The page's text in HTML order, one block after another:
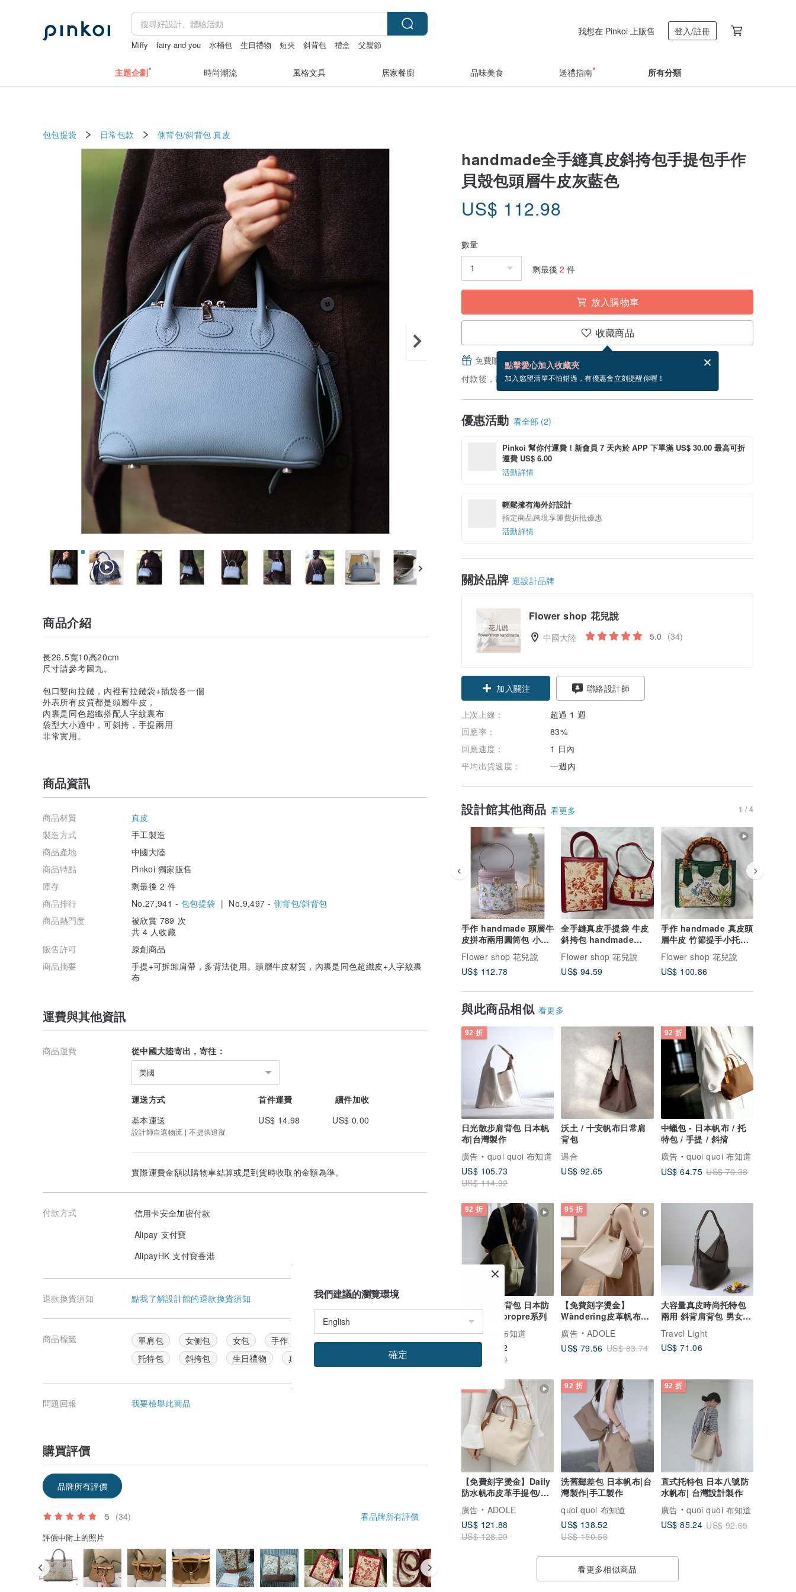
Miffy fairy and you 水桶包 生日禮物 短夾 斜背包 禮盒 父親節
我想在 Pinkoi 上販售 登入/註冊
主題企劃 時尚潮流 風格文具 居家餐廚 品味美食 送禮指南 所有分類
包包提袋 日常包款 側背包/斜背包 真皮
handmade全手縫真皮斜挎包手提包手作
貝殼包頭層牛皮灰藍色
US$ 112.98
數量
剩最後 2 件
放入購物車
收藏商品
點擊愛心加入收藏夾
加入慾望清單不怕錯過，有優惠會立刻提醒你喔！
免費贈送電子賀卡，結帳完成後填寫
付款後，從備貨到寄出商品為 5 個工作天。（不包含假日）
優惠活動 看全部 (2)
Pinkoi 幫你付運費！新會員 7 天內於 APP 下單滿 US$ 30.00 最高可折
運費 US$ 6.00
活動詳情
輕鬆擁有海外好設計
指定商品跨境享運費折抵優惠
活動詳情
關於品牌 逛設計品牌
Flower shop 花兒說
中國大陸 5.0 (34)
加入關注 聯絡設計師
上次上線：
超過 1 週
回應率：
83%
回應速度：
1 日內
平均出貨速度：
一週內
設計館其他商品 看更多 1 / 4
手作 handmade 頭層牛
皮拼布兩用圓筒包 小清
新水桶包 粉紫色菊蘭
Flower shop 花兒說
US$ 112.78
全手縫真皮手提袋 牛皮
斜挎包 handmade
gucci防塵袋改造琴譜包
Flower shop 花兒說
US$ 94.59
手作 handmade 真皮頭
層牛皮 竹節提手小托特
包 古馳老虎
Flower shop 花兒說
US$ 100.86
與此商品相似 看更多
92 折
日光散步肩背包 日本帆
布|台灣製作
廣告
quoi quoi 布知道
US$ 105.73
US$ 114.92
沃土 / 十安帆布日常肩
背包
遇合
US$ 92.65
92 折
中蠟包 - 日本帆布 / 托
特包 / 手提 / 斜揹
廣告
quoi quoi 布知道
US$ 64.75 US$ 70.38
92 折
洗舊帆布肩背包 日本防
水帆布 selpropre系列
quoi quoi 布知道
US$ 134.42
US$ 146.10
95 折
【免費刻字燙金】
Wàndering皮革帆布肩
背包/米白
廣告
ADOLE
US$ 79.56 US$ 83.74
大容量真皮時尚托特包
兩用 斜背肩背包 男女適
Travel Light
US$ 71.06
【免費刻字燙金】Daily
防水帆布皮革手提包/米
(客製化禮物)
廣告
ADOLE
US$ 121.88
US$ 128.29
92 折
洗舊郵差包 日本帆布|台
灣製作|手工製作
quoi quoi 布知道
US$ 138.52
US$ 150.56
92 折
直式托特包 日本八號防
水帆布| 台灣設計製作
廣告
quoi quoi 布知道
US$ 85.24 US$ 92.65
看更多相似商品
商品介紹
長26.5寬10高20cm
尺寸請參考圖九。
包口雙向拉鏈，內裡有拉鏈袋+插袋各一個
外表所有皮質都是頭層牛皮，
內裏是同色超纖搭配人字紋裏布
袋型大小適中，可斜挎，手提兩用
非常實用。
商品資訊
商品材質
真皮
製造方式
手工製造
商品產地
中國大陸
商品特點
Pinkoi 獨家販售
庫存
剩最後 2 件
商品排行
No.27,941 - 包包提袋 | No.9,497 -側背包/斜背包
商品熱門度
被欣賞 789 次
共 4 人收藏
販售許可
原創商品
商品摘要
手提+可拆卸肩帶，多背法使用。頭層牛皮材質，內裏是同色超纖皮+人字紋裏
布
運費與其他資訊
商品運費 從中國大陸寄出，寄往：
美國
運送方式 首件運費
續件加收
基本運送
US$ 14.98 US$ 0.00
設計師自選物流 | 不提供追蹤
實際運費金額以購物車結算或是到貨時收取的金額為準。
付款方式
信用卡安全加密付款
Alipay 支付寶
AlipayHK 支付寶香港
退款換貨須知 點我了解設計館的退款換貨須知
商品標籤 單肩包 女侧包 女包 手作 手工制作的
手提包
托特包
斜挎包 生日禮物 真皮
問題回報 我要檢舉此商品
購買評價
品牌所有評價
5 (34) 看品牌所有評價
評價中附上的照片
我們建議的瀏覽環境
確定